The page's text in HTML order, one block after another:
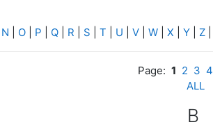
N O P Q R S T U V W X Y Z
Page: 1 2 3 4
ALL
В